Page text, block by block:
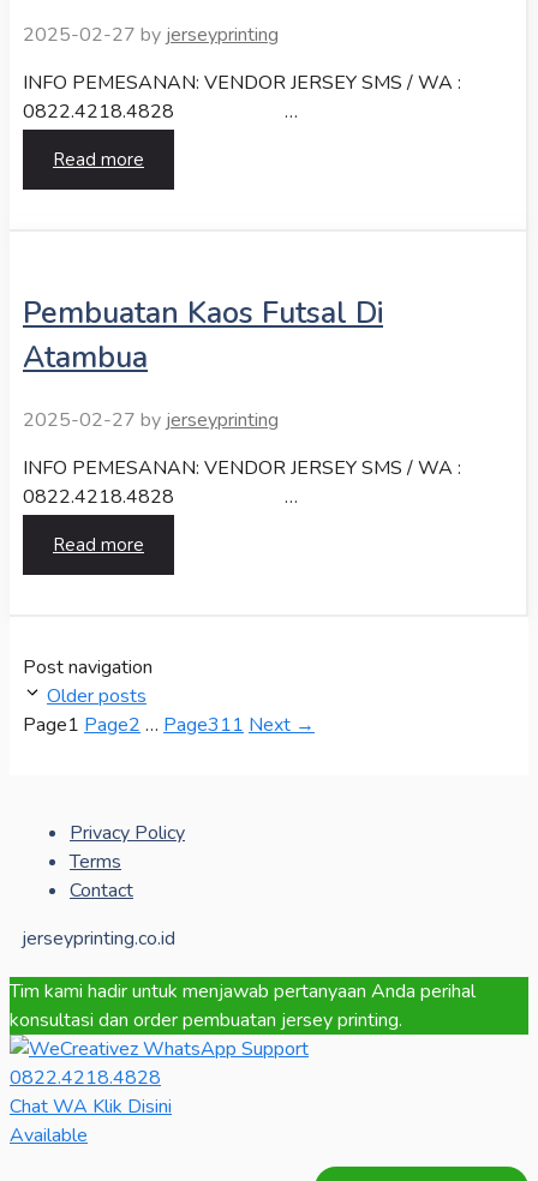
2025-02-27 by jerseyprinting
INFO PEMESANAN: VENDOR JERSEY SMS / WA :
0822.4218.4828 …
Read more
Pembuatan Kaos Futsal Di
Atambua
2025-02-27 by jerseyprinting
INFO PEMESANAN: VENDOR JERSEY SMS / WA :
0822.4218.4828 …
Read more
Post navigation
Older posts
Page1 Page2 … Page311 Next →
Privacy Policy
Terms
Contact
jerseyprinting.co.id
Tim kami hadir untuk menjawab pertanyaan Anda perihal
konsultasi dan order pembuatan jersey printing.
0822.4218.4828
Chat WA Klik Disini
Available